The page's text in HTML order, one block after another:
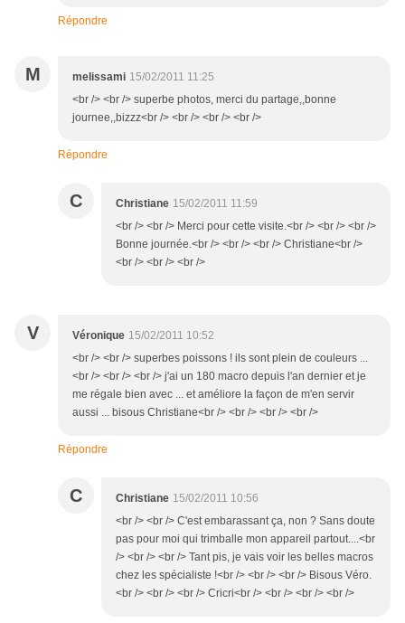
Répondre
M melissami 15/02/2011 11:25
<br /> <br /> superbe photos, merci du partage,,bonne
journee,,bizzz<br /> <br /> <br /> <br />
Répondre
C Christiane 15/02/2011 11:59
<br /> <br /> Merci pour cette visite.<br /> <br /> <br />
Bonne journée.<br /> <br /> <br /> Christiane<br />
<br /> <br /> <br />
V Véronique 15/02/2011 10:52
<br /> <br /> superbes poissons ! ils sont plein de couleurs ...
<br /> <br /> <br /> j'ai un 180 macro depuis l'an dernier et je
me régale bien avec ... et améliore la façon de m'en servir
aussi ... bisous Christiane<br /> <br /> <br /> <br />
Répondre
C Christiane 15/02/2011 10:56
<br /> <br /> C'est embarassant ça, non ? Sans doute
pas pour moi qui trimballe mon appareil partout....<br
/> <br /> <br /> Tant pis, je vais voir les belles macros
chez les spécialiste !<br /> <br /> <br /> Bisous Véro.
<br /> <br /> <br /> Cricri<br /> <br /> <br /> <br />